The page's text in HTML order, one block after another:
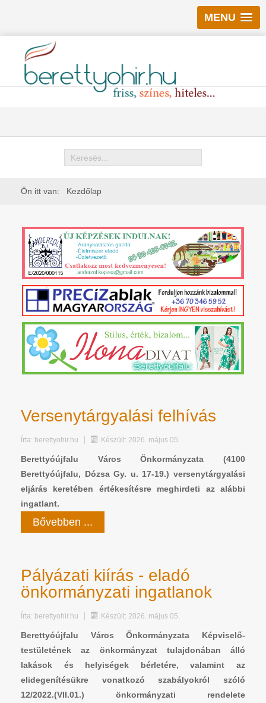
MENU
Keresés
Ön itt van: Kezdőlap
Versenytárgyalási felhívás
Írta: berettyohir.hu Készült: 2026. május 05.
Berettyóújfalu Város Önkormányzata (4100
Berettyóújfalu, Dózsa Gy. u. 17-19.) versenytárgyalási
eljárás keretében értékesítésre meghirdeti az alábbi
ingatlant.
Bővebben ...
Pályázati kiírás - eladó
önkormányzati ingatlanok
Írta: berettyohir.hu Készült: 2026. május 05.
Berettyóújfalu Város Önkormányzata Képviselő-
testületének az önkormányzat tulajdonában álló
lakások és helyiségek bérletére, valamint az
elidegenítésükre vonatkozó szabályokról szóló
12/2022.(VII.01.) önkormányzati rendelete